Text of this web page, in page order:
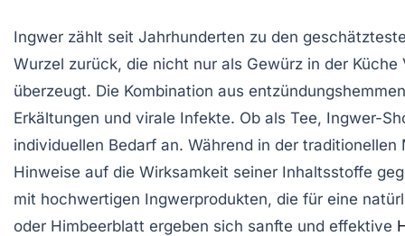
Ingwer zählt seit Jahrhunderten zu den
Wurzel zurück, die nicht nur als Gewürz in der
überzeugt. Die Kombination aus
Erkältungen und virale Infekte. Ob als Tee, Ingwer-
individuellen Bedarf an. Während in der
Hinweise auf die Wirksamkeit seiner Inhaltsstoffe
mit hochwertigen Ingwerprodukten, die für eine
oder Himbeerblatt ergeben sich sanfte und effektive